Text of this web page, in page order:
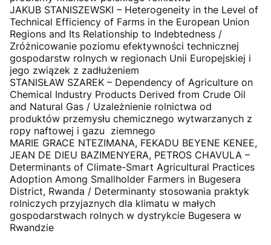
JAKUB STANISZEWSKI – Heterogeneity in the Level of
Technical Efficiency of Farms in the European Union
Regions and Its Relationship to Indebtedness /
Zróżnicowanie poziomu efektywności technicznej
gospodarstw rolnych w regionach Unii Europejskiej i
jego związek z zadłużeniem
STANISŁAW SZAREK – Dependency of Agriculture on
Chemical Industry Products Derived from Crude Oil
and Natural Gas / Uzależnienie rolnictwa od
produktów przemysłu chemicznego wytwarzanych z
ropy naftowej i gazu ziemnego
MARIE GRACE NTEZIMANA, FEKADU BEYENE KENEE,
JEAN DE DIEU BAZIMENYERA, PETROS CHAVULA –
Determinants of Climate-Smart Agricultural Practices
Adoption Among Smallholder Farmers in Bugesera
District, Rwanda / Determinanty stosowania praktyk
rolniczych przyjaznych dla klimatu w małych
gospodarstwach rolnych w dystrykcie Bugesera w
Rwandzie